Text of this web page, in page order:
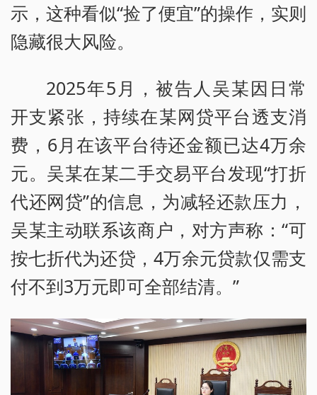
示，这种看似“捡了便宜”的操作，实则
隐藏很大风险。
2025年5月，被告人吴某因日常
开支紧张，持续在某网贷平台透支消
费，6月在该平台待还金额已达4万余
元。吴某在某二手交易平台发现“打折
代还网贷”的信息，为减轻还款压力，
吴某主动联系该商户，对方声称：“可
按七折代为还贷，4万余元贷款仅需支
付不到3万元即可全部结清。”